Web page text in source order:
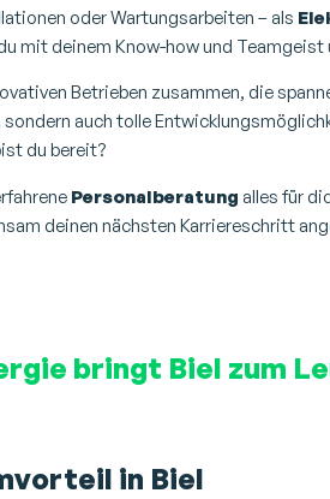
oder Wartungsarbeiten – als
mit deinem Know-how und
Betrieben zusammen, die
auch tolle
du bereit?
Personalberatung alles für
deinen nächsten Karriereschritt
bringt Biel zum
in Biel